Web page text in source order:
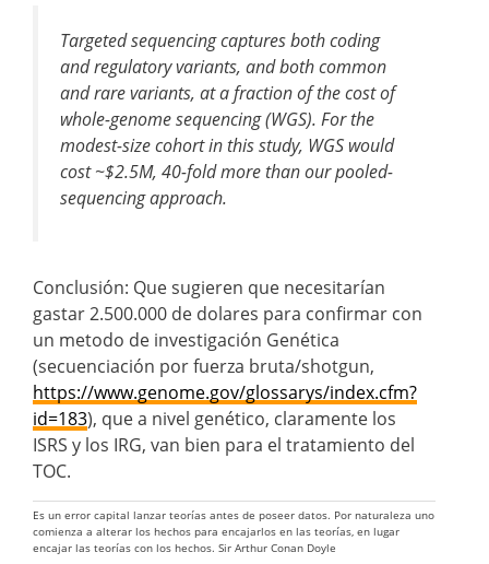
Targeted sequencing captures both coding
and regulatory variants, and both common
and rare variants, at a fraction of the cost of
whole-genome sequencing (WGS). For the
modest-size cohort in this study, WGS would
cost ~$2.5M, 40-fold more than our pooled-
sequencing approach.
Conclusión: Que sugieren que necesitarían
gastar 2.500.000 de dolares para confirmar con
un metodo de investigación Genética
(secuenciación por fuerza bruta/shotgun,
https://www.genome.gov/glossarys/index.cfm?
id=183), que a nivel genético, claramente los
ISRS y los IRG, van bien para el tratamiento del
TOC.
Es un error capital lanzar teorías antes de poseer datos. Por naturaleza uno
comienza a alterar los hechos para encajarlos en las teorías, en lugar
encajar las teorías con los hechos. Sir Arthur Conan Doyle